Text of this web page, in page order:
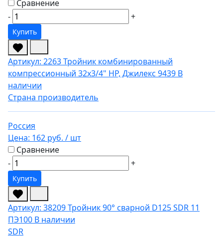
Сравнение
-
+
Купить
Артикул: 2263Тройник комбинированный
компрессионный 32х3/4" НР, Джилекс 9439 В
наличии
Страна производитель
Россия
Цена: 162 руб. / шт
Сравнение
-
+
Купить
Артикул: 38209Тройник 90° сварной D125 SDR 11
ПЭ100 В наличии
SDR